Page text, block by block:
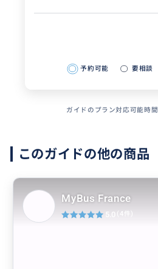
予約可能 要相談
ガイドのプラン対応可能時間
このガイドの他の商品
MyBus France
5.0 (4件)